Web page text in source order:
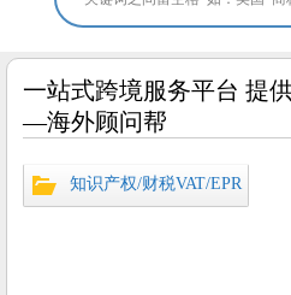
一站式跨境服务平台 提
—海外顾问帮
知识产权/财税VAT/EPR